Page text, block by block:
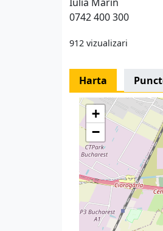
0742 400 300
912 vizualizari
Harta
+
−